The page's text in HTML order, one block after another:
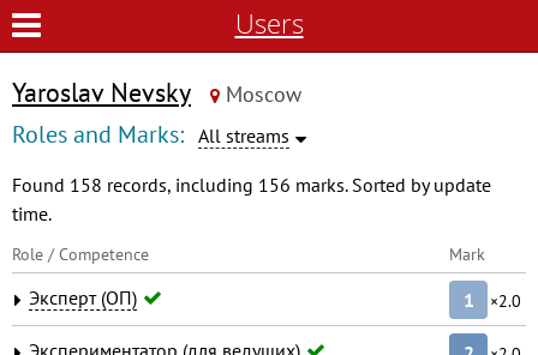
Users
Yaroslav Nevsky Moscow
Roles and Marks: All streams
Found 158 records, including 156 marks. Sorted by update
time.
Role / Competence Mark
Эксперт (ОП) 1 ×2.0
Экспериментатор (для ведущих)